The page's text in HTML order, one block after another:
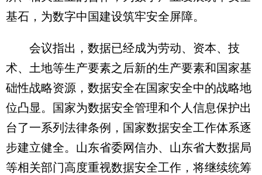
基石，为数字中国建设筑牢安全屏障。
会议指出，数据已经成为劳动、资本、技
术、土地等生产要素之后新的生产要素和国家基
础性战略资源，数据安全在国家安全中的战略地
位凸显。国家为数据安全管理和个人信息保护出
台了一系列法律条例，国家数据安全工作体系逐
步建立健全。山东省委网信办、山东省大数据局
等相关部门高度重视数据安全工作，将继续统筹